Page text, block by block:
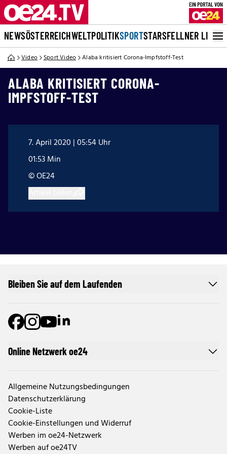
NEWSÖSTERREICHWELTPOLITIKSPORTSTARSFELLNER LIVE
Video Sport Video Alaba kritisiert Corona-Impfstoff-Test
ALABA KRITISIERT CORONA-
IMPFSTOFF-TEST
7. April 2020 | 05:54 Uhr
01:53 Min
© OE24
Online Netzwerk oe24
Allgemeine Nutzungsbedingungen
Datenschutzerklärung
Cookie-Liste
Cookie-Einstellungen und Widerruf
Werben im oe24-Netzwerk
Werben auf oe24TV
Bleiben Sie auf dem Laufenden